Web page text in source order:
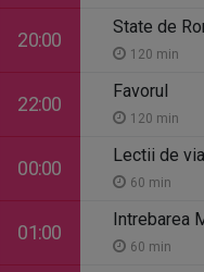
20:00
State de
120 min
22:00
Favorul
120 min
00:00
Lectii de
60 min
01:00
Intrebarea
60 min